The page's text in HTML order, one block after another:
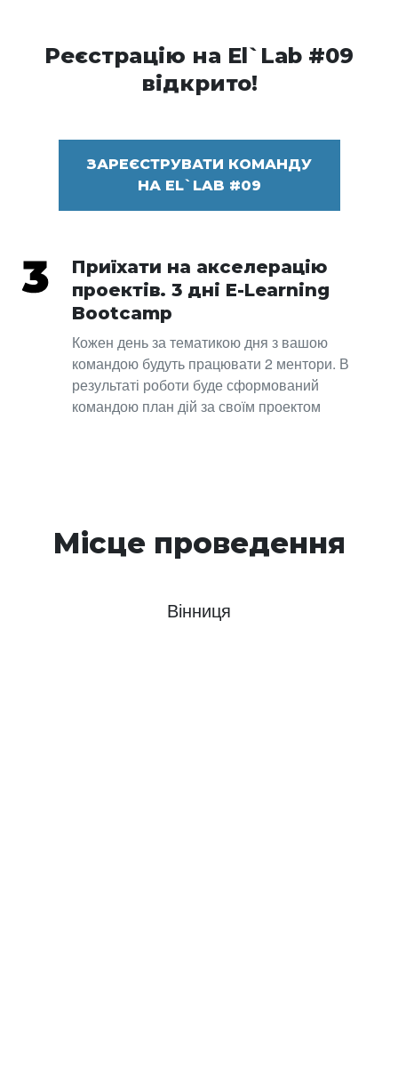
Реєстрацію на El`Lab #09
відкрито!
ЗАРЕЄСТРУВАТИ КОМАНДУ
НА EL`LAB #09
Приїхати на акселерацію
проектів. 3 дні E-Learning
Bootcamp
Кожен день за тематикою дня з вашою
командою будуть працювати 2 ментори. В
результаті роботи буде сформований
командою план дій за своїм проектом
Місце проведення
Вінниця